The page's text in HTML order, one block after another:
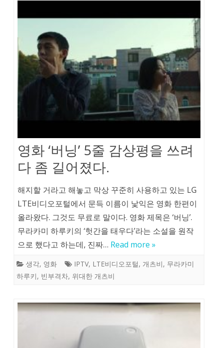
영화 ‘버닝’ 5줄 감상평을 쓰려
다 좀 길어졌다.
해지할 거라고 해놓고 막상 꾸준히 사용하고 있는 LG
LTE비디오포털에서 문득 이름이 낯익은 영화 한편이
올라왔다. 그것도 무료로 말이다. 영화 제목은 ‘버닝’.
무라카미 하루키의 ‘헛간을 태우다’라는 소설을 원작
으로 했다고 하는데, 진짜… Read more »
생각, 영화 IPTV, LTE비디오포털, 개츠비, 무라카미
하루키, 빈부격차, 위대한 개츠비